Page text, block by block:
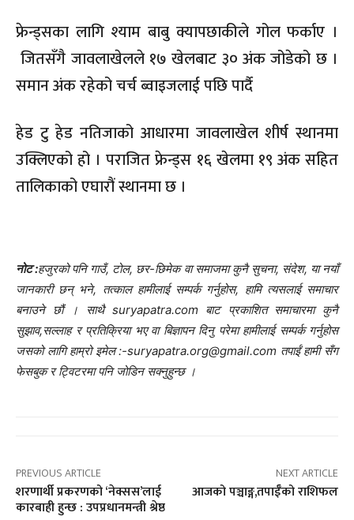
फ्रेन्ड्सका लागि श्याम बाबु क्यापछाकीलेगोल फर्काए ।
जितसँगै जावलाखेलले १७ खेलबाट ३०अंकजोडेको छ ।
समानअंकरहेको चर्चब्वाइजलाईपछि पार्दै
हेड टु हेड नतिजाको आधारमा जावलाखेल शीर्ष स्थानमा
उक्लिएको हो । पराजित फ्रेन्ड्स १६ खेलमा १९ अंकसहित
तालिकाको एघारौं स्थानमा छ ।
नोट :हजुरको पनि गाउँ, टोल, छर-छिमेक वा समाजमा कुनै सुचना, संदेश, या नयाँ
जानकारी छन् भने, तत्काल हामीलाई सम्पर्क गर्नुहोस, हामि त्यसलाई समाचार
बनाउने छौं । साथै suryapatra.com बाट प्रकाशित समाचारमा कुनै
सुझाव,सल्लाह र प्रतिक्रिया भए वा बिज्ञापन दिनु परेमा हामीलाई सम्पर्क गर्नुहोस
जसको लागि हाम्रो इमेल :-suryapatra.org@gmail.com तपाईं हामी सँग
फेसबुक र ट्विटरमा पनि जोडिन सक्नुहुन्छ ।
PREVIOUS ARTICLE
शरणार्थी प्रकरणको ‘नेक्सस’लाई
कारबाही हुन्छ : उपप्रधानमन्त्री श्रेष्ठ
NEXT ARTICLE
आजको पञ्चाङ्ग,तपाईँको राशिफल